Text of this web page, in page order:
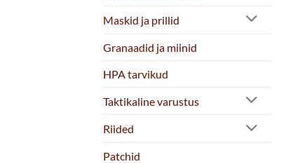
Maskid ja prillid
Granaadid ja miinid
HPA tarvikud
Taktikaline varustus
Riided
Patchid